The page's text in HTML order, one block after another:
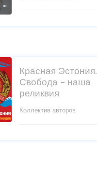
Красная Эстония.
Свобода – наша
реликвия
Коллектив авторов